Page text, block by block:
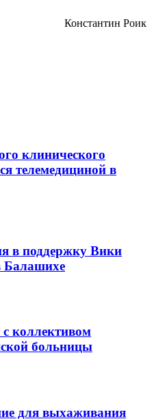
Константин Роик
клинического
телемедициной в
в поддержку Вики
Балашихе
коллективом
больницы
для выхаживания